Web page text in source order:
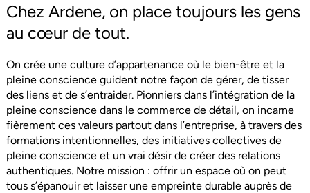
Chez Ardene, on place toujours les gens
au cœur de tout.
On crée une culture d’appartenance où le bien-être et la
pleine conscience guident notre façon de gérer, de tisser
des liens et de s’entraider. Pionniers dans l’intégration de la
pleine conscience dans le commerce de détail, on incarne
fièrement ces valeurs partout dans l’entreprise, à travers des
formations intentionnelles, des initiatives collectives de
pleine conscience et un vrai désir de créer des relations
authentiques. Notre mission : offrir un espace où on peut
tous s’épanouir et laisser une empreinte durable auprès de